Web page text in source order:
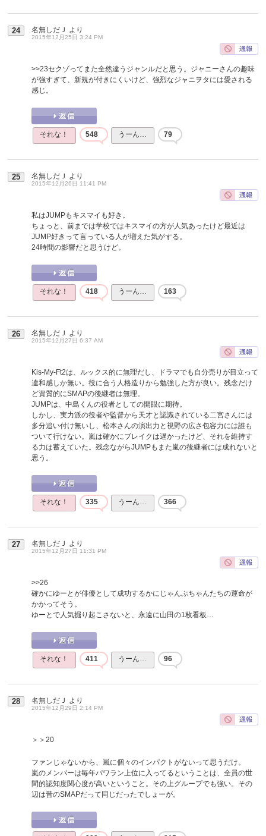
24 名無しだＪ より
2015年12月25日 3:24 PM
>>23セクゾってまた全然違うジャンルだと思う。ジャニーさんの趣味
が強すぎて、新規が付きにくいけど、強烈なジャニヲタには愛される
感じ。
それな！ 548 うーん… 79
25 名無しだＪ より
2015年12月26日 11:41 PM
私はJUMPもキスマイも好き。
ちょっと、前までは学校ではキスマイの方が人気あったけど最近は
JUMP好きって言っている人が増えた気がする。
24時間の影響だと思うけど。
それな！ 418 うーん… 163
26 名無しだＪ より
2015年12月27日 6:37 AM
Kis-My-Ft2は、ルックス的に無理だし、ドラマでも自分売りが目立って
違和感しか無い。役に合う人格造りから勉強した方が良い。残念だけ
ど資質的にSMAPの後継者は無理。
JUMPは、中島くんの役者としての開眼に期待。
しかし、実力派の役者や監督から天才と認識されている二宮さんには
多分追い付け無いし、松本さんの演出力と視野の広さ包容力には誰も
ついて行けない。嵐は確かにブレイクは遅かったけど、それを維持す
る力は蓄えていた。残念ながらJUMPもまた嵐の後継者には成れないと
思う。
それな！ 335 うーん… 366
27 名無しだＪ より
2015年12月27日 11:31 PM
>>26
確かにゆーとが俳優として成功するかにじゃんぷちゃんたちの運命が
かかってそう。
ゆーとで人気掘り起こさないと、永遠に山田の1枚看板…
それな！ 411 うーん… 96
28 名無しだＪ より
2015年12月29日 2:14 PM
＞＞20
ファンじゃないから、嵐に個々のインパクトがないって思うだけ。
嵐のメンバーは毎年パワラン上位に入ってるということは、全員の世
間的認知度関心度が高いということ。その上グループでも強い。その
辺は昔のSMAPだって同じだったでしょーが。